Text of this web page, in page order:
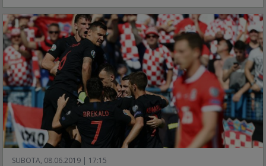
SUBOTA, 08.06.2019 | 17:15